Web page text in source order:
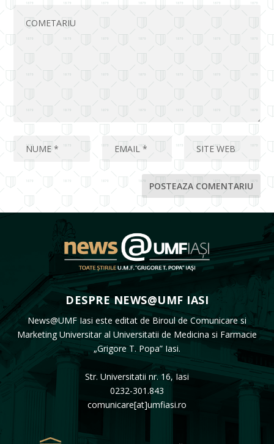
DESPRE NEWS@UMF IASI
News@UMF Iasi este editat de Biroul de Comunicare si
Marketing Universitar al Universitatii de Medicina si Farmacie
„Grigore T. Popa” Iasi.
Str. Universitatii nr. 16, Iasi
0232-301.843
comunicare[at]umfiasi.ro